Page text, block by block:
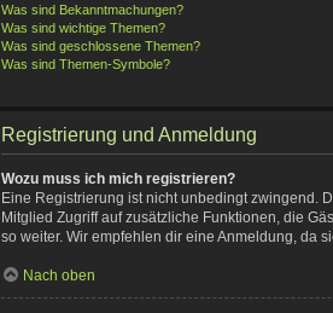
Was sind Bekanntmachungen?
Was sind wichtige Themen?
Was sind geschlossene Themen?
Was sind Themen-Symbole?
Registrierung und Anmeldung
Wozu muss ich mich registrieren?
Eine Registrierung ist nicht unbedingt zwingend.
Mitglied Zugriff auf zusätzliche Funktionen, die
so weiter. Wir empfehlen dir eine Anmeldung, da
Nach oben